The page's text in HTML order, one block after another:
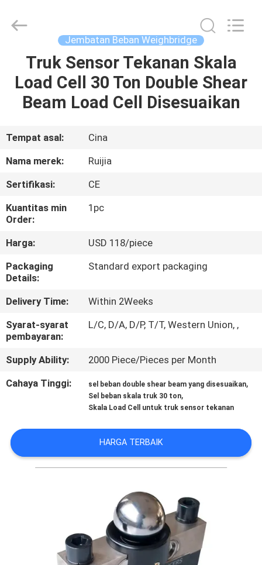
RUMAH
PRODUK
VIDEO
KAMI
PABRIK
KUALITAS
HUBUNGI
KAMI
PERMINTAAN
SITEMAP
Instruments
Jembatan Beban Weighbridge
Truk Sensor Tekanan Skala
Load Cell 30 Ton Double Shear
Beam Load Cell Disesuaikan
Tempat asal:
Cina
Nama merek:
Ruijia
Sertifikasi:
CE
Kuantitas min
Order:
1pc
Harga:
USD 118/piece
Packaging
Details:
Standard export packaging
Delivery Time:
Within 2Weeks
Syarat-syarat
pembayaran:
L/C, D/A, D/P, T/T, Western Union, ,
Supply Ability:
2000 Piece/Pieces per Month
Cahaya Tinggi:
sel beban double shear beam yang disesuaikan,
Sel beban skala truk 30 ton,
Skala Load Cell untuk truk sensor tekanan
HARGA TERBAIK